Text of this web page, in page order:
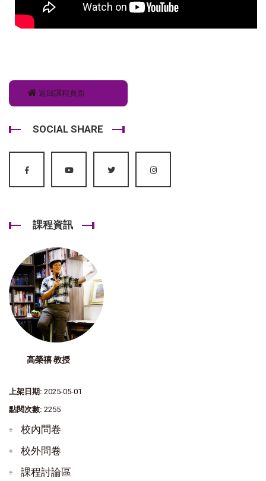
返回課程頁面
SOCIAL SHARE
課程資訊
高榮禧 教授
上架日期: 2025-05-01
點閱次數: 2255
校內問卷
校外問卷
課程討論區